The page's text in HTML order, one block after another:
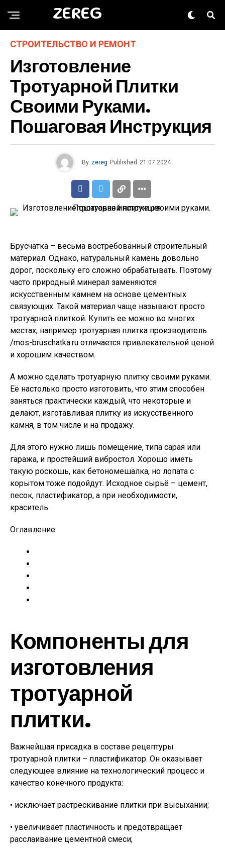
ZEREG
СТРОИТЕЛЬСТВО И РЕМОНТ
Изготовление
Тротуарной Плитки
Своими Руками.
Пошаговая Инструкция
By zereg Published 21.07.2024
Брусчатка – весьма востребованный строительный
материал. Однако, натуральный камень довольно
дорог, поскольку его сложно обрабатывать. Поэтому
часто природный минерал заменяются
искусственным камнем на основе цементных
связующих. Такой материал чаще называют просто
тротуарной плиткой. Купить ее можно во многих
местах, например тротуарная плитка производитель
/mos-bruschatka.ru отличается привлекательной ценой
и хорошим качеством.
А можно сделать тротуарную плитку своими руками.
Её настолько просто изготовить, что этим способен
заняться практически каждый, что некоторые и
делают, изготавливая плитку из искусственного
камня, в том числе и на продажу.
Для этого нужно лишь помещение, типа сарая или
гаража, и простейший вибростол. Хорошо иметь
такую роскошь, как бетономешалка, но лопата с
корытом тоже подойдут. Исходное сырьё – цемент,
песок, пластификатор, а при необходимости,
краситель.
Оглавление:
Компоненты для
изготовления
тротуарной
плитки.
Важнейшая присадка в составе рецептуры
тротуарной плитки – пластификатор. Он оказывает
следующее влияние на технологический процесс и
качество конечного продукта:
• исключает растрескивание плитки при высыхании;
• увеличивает пластичность и предотвращает
расслаивание цементной смеси;